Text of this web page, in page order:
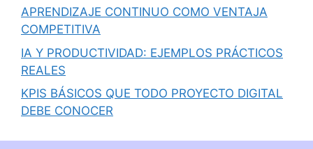
APRENDIZAJE CONTINUO COMO VENTAJA
COMPETITIVA
IA Y PRODUCTIVIDAD: EJEMPLOS PRÁCTICOS
REALES
KPIS BÁSICOS QUE TODO PROYECTO DIGITAL
DEBE CONOCER